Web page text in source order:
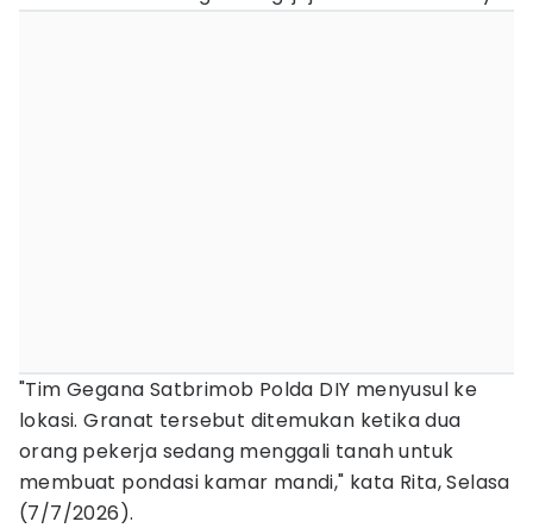
"Tim Gegana Satbrimob Polda DIY menyusul ke
lokasi. Granat tersebut ditemukan ketika dua
orang pekerja sedang menggali tanah untuk
membuat pondasi kamar mandi," kata Rita, Selasa
(7/7/2026).